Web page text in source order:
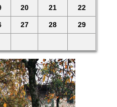
20 21 22
27 28 29